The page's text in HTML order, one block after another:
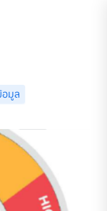
อมูล